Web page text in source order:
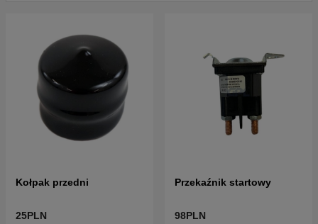
Kliknij tutaj, aby zobaczyć katalog części i listę
części dla Husqvarna LTH2142 D 2010-07
(96041017201)
Kliknij tutaj, aby zobaczyć katalog części i listę
części dla Husqvarna LTH2142 D 2011-05
(96041017203)
Kołpak przedni
25PLN
Przekaźnik startowy
98PLN